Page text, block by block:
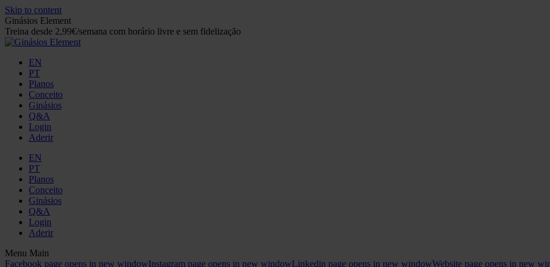
Skip to content
Ginásios Element
Treina desde 2,99€/semana com horário livre e sem fidelização
EN
PT
Planos
Conceito
Ginásios
Q&A
Login
Aderir
EN
PT
Planos
Conceito
Ginásios
Q&A
Login
Aderir
Menu Main
Facebook page opens in new windowInstagram page opens in new windowLinkedin page opens in new windowWebsite page opens in new